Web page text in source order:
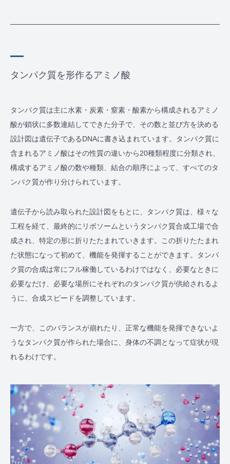
タンパク質を形作るアミノ酸
タンパク質は主に水素・炭素・窒素・酸素から構成されるアミノ
酸が鎖状に多数連結してできた分子で、その数と並び方を決める
設計図は遺伝子であるDNAに書き込まれています。タンパク質に
含まれるアミノ酸はその性質の違いから20種類程度に分類され、
構成するアミノ酸の数や種類、結合の順序によって、すべてのタ
ンパク質が作り分けられています。
遺伝子から読み取られた設計図をもとに、タンパク質は、様々な
工程を経て、最終的にリボソームというタンパク質合成工場で合
成され、特定の形に折りたたまれていきます。この折りたたまれ
た状態になって初めて、機能を発揮することができます。タンパ
ク質の合成は常にフル稼働しているわけではなく、必要なときに
必要なだけ、必要な場所にそれぞれのタンパク質が供給されるよ
うに、合成スピードを調整しています。
一方で、このバランスが崩れたり、正常な機能を発揮できないよ
うなタンパク質が作られた場合に、身体の不調となって症状が現
れるわけです。